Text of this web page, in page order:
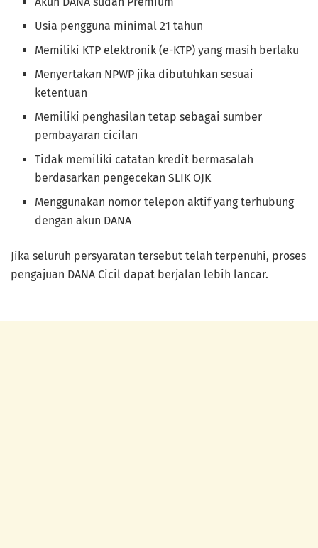
Usia pengguna minimal 21 tahun
Memiliki KTP elektronik (e-KTP) yang masih berlaku
Menyertakan NPWP jika dibutuhkan sesuai
ketentuan
Memiliki penghasilan tetap sebagai sumber
pembayaran cicilan
Tidak memiliki catatan kredit bermasalah
berdasarkan pengecekan SLIK OJK
Menggunakan nomor telepon aktif yang terhubung
dengan akun DANA
Jika seluruh persyaratan tersebut telah terpenuhi, proses
pengajuan DANA Cicil dapat berjalan lebih lancar.